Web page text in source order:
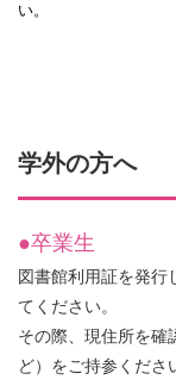
い。
学外の方へ
●卒業生
図書館利用証を発行
てください。
その際、現住所を確
ど）をご持参くださ